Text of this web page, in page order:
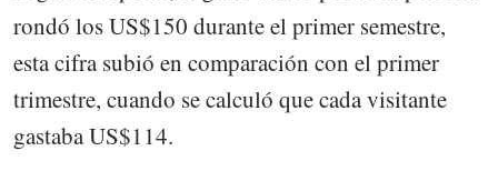
rondó los US$150 durante el primer semestre,
esta cifra subió en comparación con el primer
trimestre, cuando se calculó que cada visitante
gastaba US$114.